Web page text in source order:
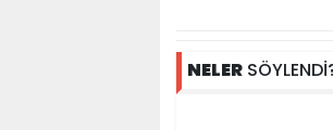
NELER